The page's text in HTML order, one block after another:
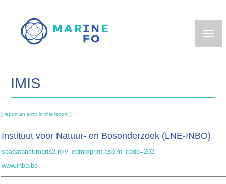
main
IMIS
[ report an error in this record ]
Instituut voor Natuur- en Bosonderzoek (LNE-INBO)
seadatanet.maris2.nl/v_edmo/print.asp?n_code=202
www.inbo.be